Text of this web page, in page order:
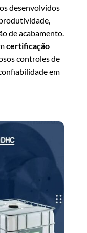
desenvolvidos
de acabamento.
certificação
controles de
em